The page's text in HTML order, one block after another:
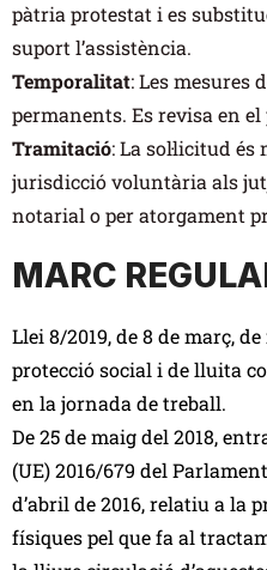
pàtria protestat i es
suport l’assistència.
Temporalitat: Les mesures
permanents. Es revisa en el
Tramitació: La sol·licitud
jurisdicció voluntària als
notarial o per atorgament
MARC
Llei 8/2019, de 8 de març,
protecció social i de lluita
en la jornada de treball.
De 25 de maig del 2018,
(UE) 2016/679 del
d’abril de 2016, relatiu a la
físiques pel que fa al